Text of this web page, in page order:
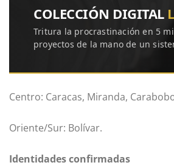
COLECCIÓN DIGITAL
Tritura la procrastinación en 5
proyectos de la mano de un
Centro: Caracas, Miranda,
Oriente/Sur: Bolívar.
Identidades confirmadas